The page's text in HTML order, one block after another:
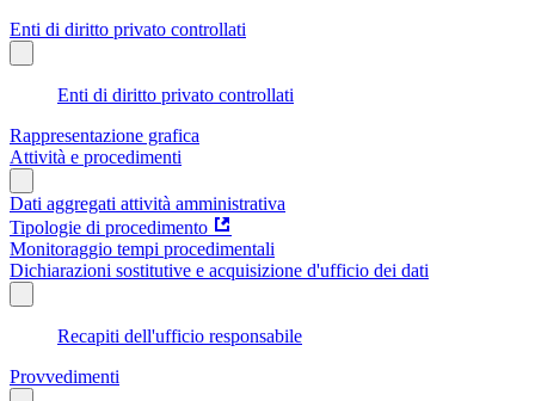
Enti di diritto privato controllati
Enti di diritto privato controllati
Rappresentazione grafica
Attività e procedimenti
Dati aggregati attività amministrativa
Tipologie di procedimento
Monitoraggio tempi procedimentali
Dichiarazioni sostitutive e acquisizione d'ufficio dei dati
Recapiti dell'ufficio responsabile
Provvedimenti